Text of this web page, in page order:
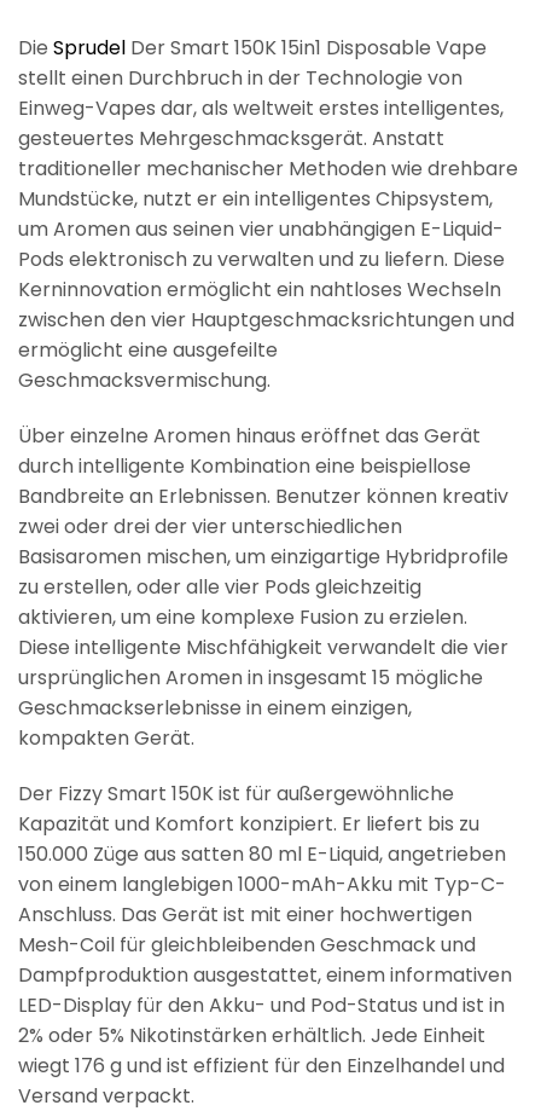
Die Sprudel Der Smart 150K 15in1 Disposable Vape
stellt einen Durchbruch in der Technologie von
Einweg-Vapes dar, als weltweit erstes intelligentes,
gesteuertes Mehrgeschmacksgerät. Anstatt
traditioneller mechanischer Methoden wie drehbare
Mundstücke, nutzt er ein intelligentes Chipsystem,
um Aromen aus seinen vier unabhängigen E-Liquid-
Pods elektronisch zu verwalten und zu liefern. Diese
Kerninnovation ermöglicht ein nahtloses Wechseln
zwischen den vier Hauptgeschmacksrichtungen und
ermöglicht eine ausgefeilte
Geschmacksvermischung.
Über einzelne Aromen hinaus eröffnet das Gerät
durch intelligente Kombination eine beispiellose
Bandbreite an Erlebnissen. Benutzer können kreativ
zwei oder drei der vier unterschiedlichen
Basisaromen mischen, um einzigartige Hybridprofile
zu erstellen, oder alle vier Pods gleichzeitig
aktivieren, um eine komplexe Fusion zu erzielen.
Diese intelligente Mischfähigkeit verwandelt die vier
ursprünglichen Aromen in insgesamt 15 mögliche
Geschmackserlebnisse in einem einzigen,
kompakten Gerät.
Der Fizzy Smart 150K ist für außergewöhnliche
Kapazität und Komfort konzipiert. Er liefert bis zu
150.000 Züge aus satten 80 ml E-Liquid, angetrieben
von einem langlebigen 1000-mAh-Akku mit Typ-C-
Anschluss. Das Gerät ist mit einer hochwertigen
Mesh-Coil für gleichbleibenden Geschmack und
Dampfproduktion ausgestattet, einem informativen
LED-Display für den Akku- und Pod-Status und ist in
2% oder 5% Nikotinstärken erhältlich. Jede Einheit
wiegt 176 g und ist effizient für den Einzelhandel und
Versand verpackt.